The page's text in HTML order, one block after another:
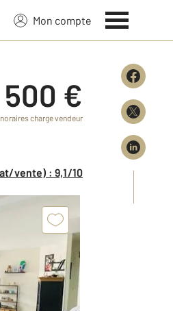
Mon compte
500 €
charge vendeur
vente) : 9,1/10